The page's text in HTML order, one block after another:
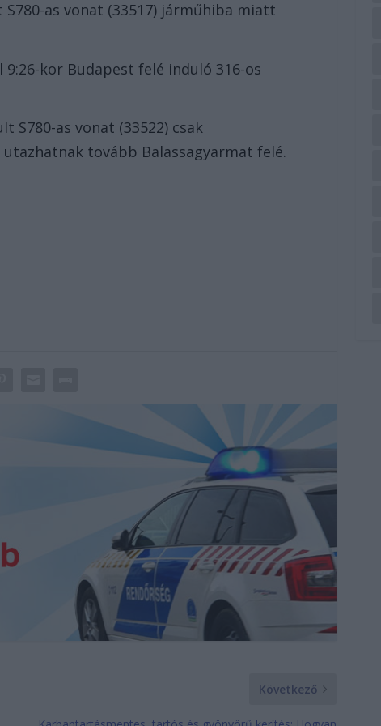
as vonat (33517) járműhiba miatt
kor Budapest felé induló 316-os
S780-as vonat (33522) csak
tovább Balassagyarmat felé.
Következő